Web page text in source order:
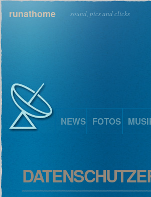
runathome sound, pics and clicks
NEWS FOTOS